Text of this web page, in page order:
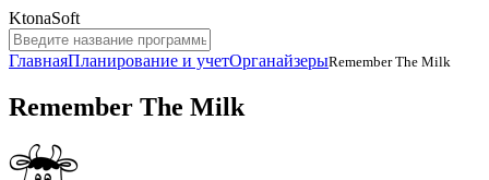
KtonaSoft
ГлавнаяПланирование и учетОрганайзерыRemember The Milk
Remember The Milk